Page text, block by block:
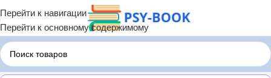
Перейти к навигации
Перейти к основному содержимому
Главная Алина Капитонова